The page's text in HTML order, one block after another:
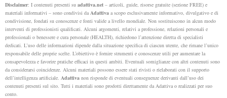
Disclaimer: I contenuti presenti su adattiva.net – articoli, guide, risorse gratuite (sezione FREE) e
materiali informativi – sono condivisi da Adattiva a scopo esclusivamente informativo, divulgativo e di
condivisione, fondati su conoscenze e fonti valide a livello mondiale. Non sostituiscono in alcun modo
interventi di professionisti qualificati. Alcuni argomenti, relativi a professione, relazioni personali e
professionali o benessere e cura personale (HEALTH), richiedono l’attenzione diretta di specialisti
dedicati. L’uso delle informazioni dipende dalla situazione specifica di ciascun utente, che rimane l’unico
responsabile delle proprie scelte. L’obiettivo è fornire strumenti e conoscenze utili per aumentare la
consapevolezza e favorire pratiche efficaci in questi ambiti. Eventuali somiglianze con altri contenuti sono
da considerarsi coincidenze. Alcuni materiali possono essere stati rivisti o rielaborati con il supporto
dell’intelligenza artificiale. Adattiva non risponde di eventuali conseguenze derivanti dall’uso dei
contenuti presenti sul sito. Tutti i materiali sono prodotti direttamente da Adattiva o realizzati per suo
conto.